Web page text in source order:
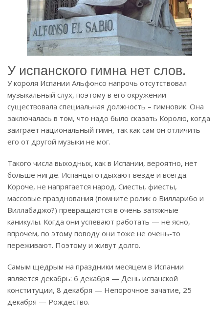
У испанского гимна нет слов.
У короля Испании Альфонсо напрочь отсутствовал
музыкальный слух, поэтому в его окружении
существовала специальная должность – гимновик. Она
заключалась в том, что надо было сказать Королю, когда
заиграет национальный гимн, так как сам он отличить
его от другой музыки не мог.
Такого числа выходных, как в Испании, вероятно, нет
больше нигде. Испанцы отдыхают везде и всегда.
Короче, не напрягается народ. Сиесты, фиесты,
массовые празднования (помните ролик о Вилларибо и
Виллабаджо?) превращаются в очень затяжные
каникулы. Когда они успевают работать — не ясно,
впрочем, по этому поводу они тоже не очень-то
переживают. Поэтому и живут долго.
Самым щедрым на праздники месяцем в Испании
является декабрь: 6 декабря — День испанской
конституции, 8 декабря — Непорочное зачатие, 25
декабря — Рождество.